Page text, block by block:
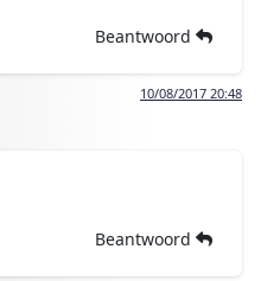
Beantwoord
10/08/2017 20:48
Beantwoord